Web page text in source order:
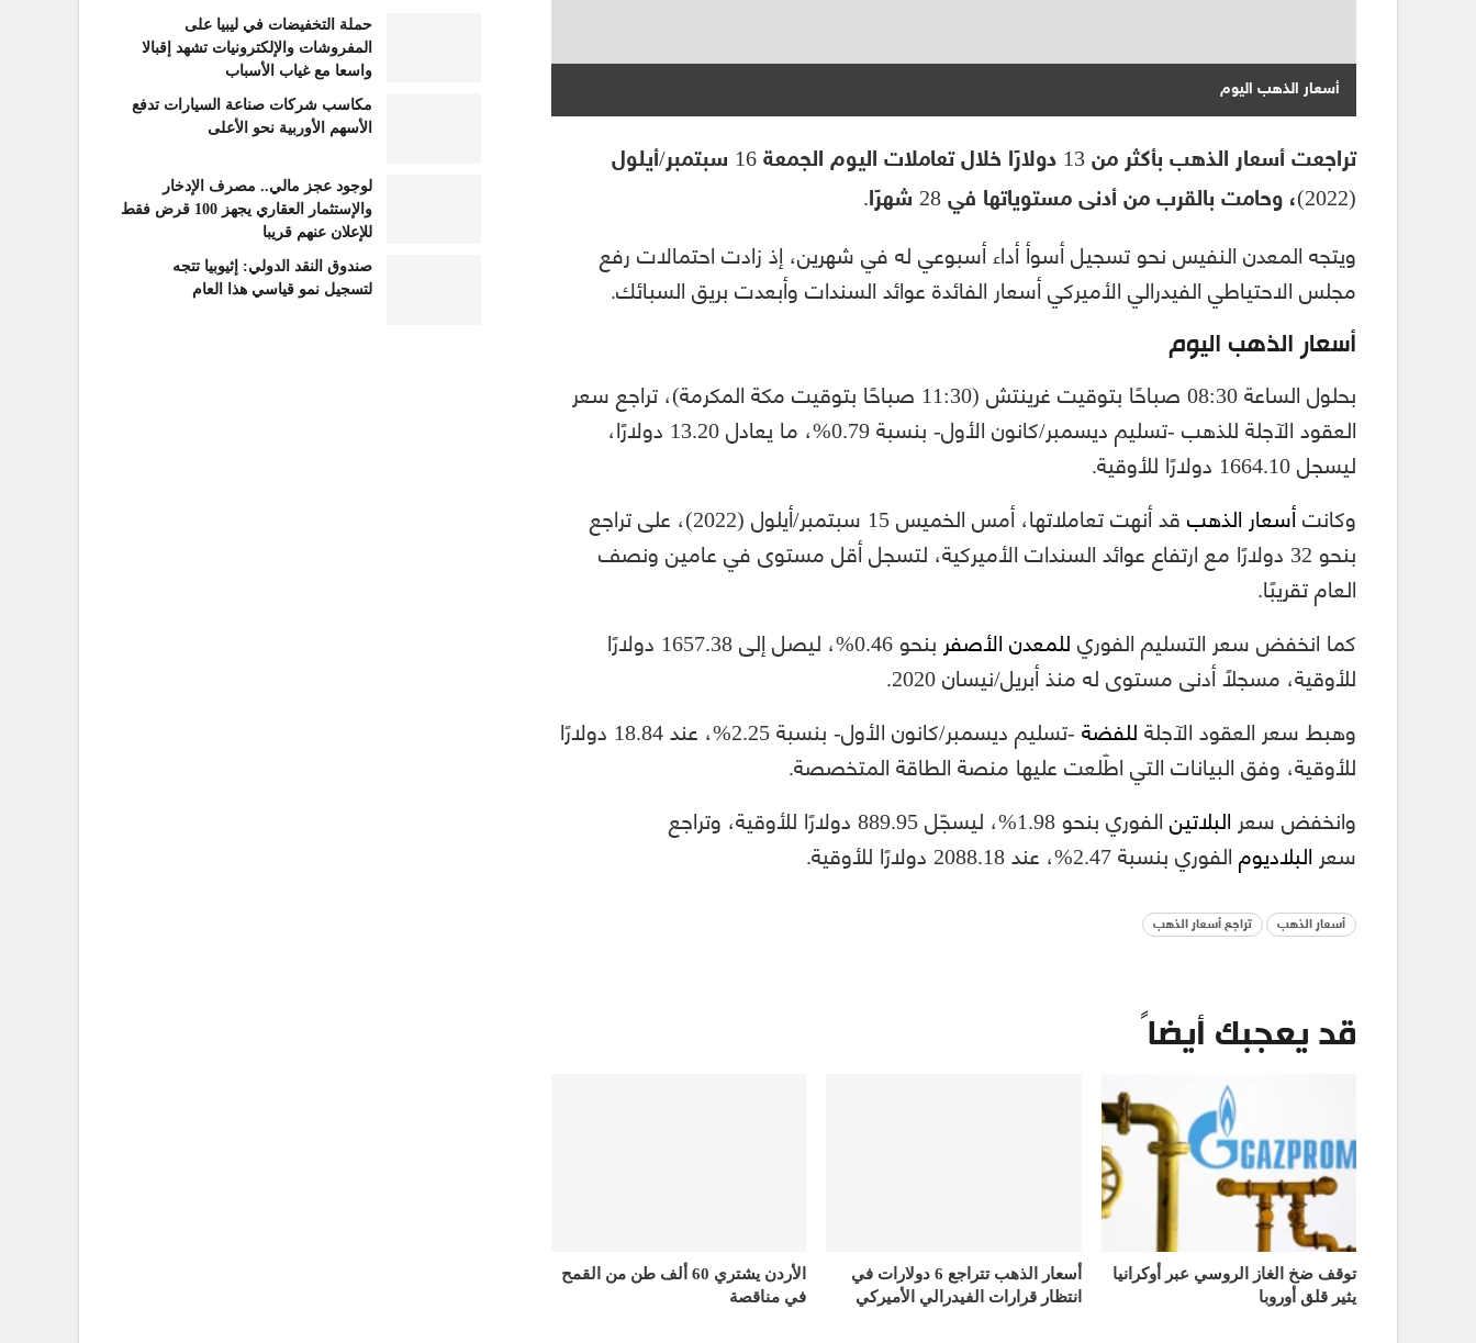
أسعار الذهب اليوم
تراجعت أسعار الذهب بأكثر من 13 دولارًا خلال تعاملات اليوم الجمعة 16 سبتمبر/أيلول
(2022)، وحامت بالقرب من أدنى مستوياتها في 28 شهرًا.
ويتجه المعدن النفيس نحو تسجيل أسوأ أداء أسبوعي له في شهرين، إذ زادت احتمالات رفع
مجلس الاحتياطي الفيدرالي الأميركي أسعار الفائدة عوائد السندات وأبعدت بريق السبائك.
أسعار الذهب اليوم
بحلول الساعة 08:30 صباحًا بتوقيت غرينتش (11:30 صباحًا بتوقيت مكة المكرمة)، تراجع سعر
العقود الآجلة للذهب -تسليم ديسمبر/كانون الأول- بنسبة 0.79%، ما يعادل 13.20 دولارًا،
ليسجل 1664.10 دولارًا للأوقية.
وكانتأسعار الذهب
قد أنهت تعاملاتها، أمس الخميس 15 سبتمبر/أيلول (2022)، على تراجع
بنحو 32 دولارًا مع ارتفاع عوائد السندات الأميركية، لتسجل أقل مستوى في عامين ونصف
العام تقريبًا.
كما انخفض سعر التسليم الفوريللمعدن الأصفر
بنحو 0.46%، ليصل إلى 1657.38 دولارًا
للأوقية، مسجلًا أدنى مستوى له منذ أبريل/نيسان 2020.
وهبط سعر العقود الآجلةللفضة
-تسليم ديسمبر/كانون الأول- بنسبة 2.25%، عند 18.84 دولارًا
للأوقية، وفق البيانات التي اطّلعت عليها منصة الطاقة المتخصصة.
وانخفض سعر البلاتين
الفوري بنحو 1.98%، ليسجّل 889.95 دولارًا للأوقية، وتراجع
سعر البلاديومالفوري بنسبة 2.47%، عند 2088.18 دولارًا للأوقية.
أسعار الذهب تراجع أسعار الذهب
قد يعجبك أيضاً
توقف ضخ الغاز الروسي عبر أوكرانيا
يثير قلق أوروبا
أسعار الذهب تتراجع 6 دولارات في
انتظار قرارات الفيدرالي الأميركي
الأردن يشتري 60 ألف طن من القمح
في مناقصة
حملة التخفيضات في ليبيا على
المفروشات والإلكترونيات تشهد إقبالا
واسعا مع غياب الأسباب
مكاسب شركات صناعة السيارات تدفع
الأسهم الأوربية نحو الأعلى
لوجود عجز مالي.. مصرف الإدخار
والإستثمار العقاري يجهز 100 قرض فقط
للإعلان عنهم قريبا
صندوق النقد الدولي: إثيوبيا تتجه
لتسجيل نمو قياسي هذا العام